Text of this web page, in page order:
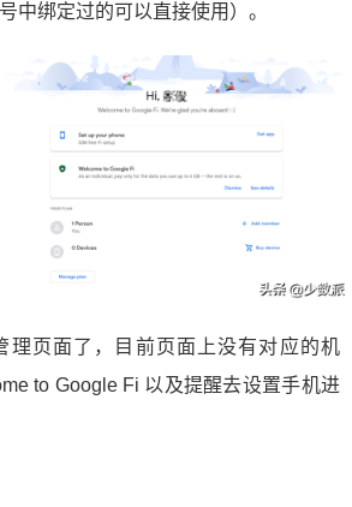
中绑定过的可以直接使用）。
理页面了，目前页面上没有对应的机
to Google Fi 以及提醒去设置手机进